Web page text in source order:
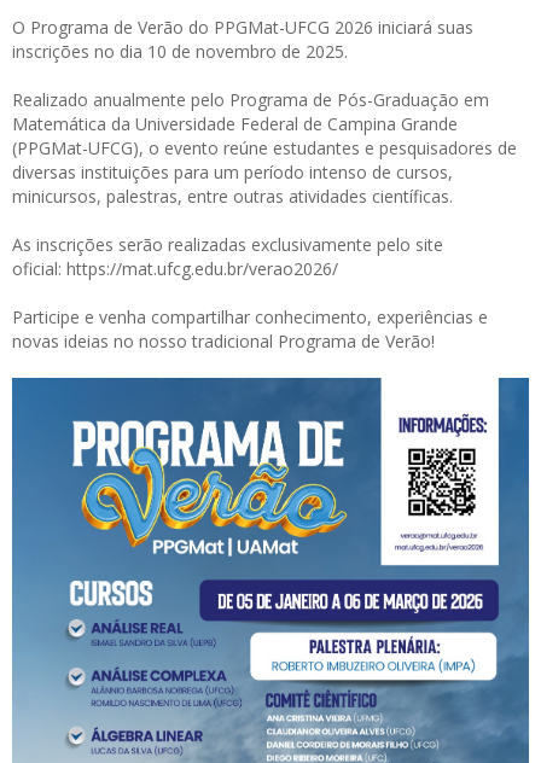
O Programa de Verão do PPGMat-UFCG 2026 iniciará suas
inscrições no dia 10 de novembro de 2025.
Realizado anualmente pelo Programa de Pós-Graduação em
Matemática da Universidade Federal de Campina Grande
(PPGMat-UFCG), o evento reúne estudantes e pesquisadores de
diversas instituições para um período intenso de cursos,
minicursos, palestras, entre outras atividades científicas.
As inscrições serão realizadas exclusivamente pelo site
oficial: https://mat.ufcg.edu.br/verao2026/
Participe e venha compartilhar conhecimento, experiências e
novas ideias no nosso tradicional Programa de Verão!